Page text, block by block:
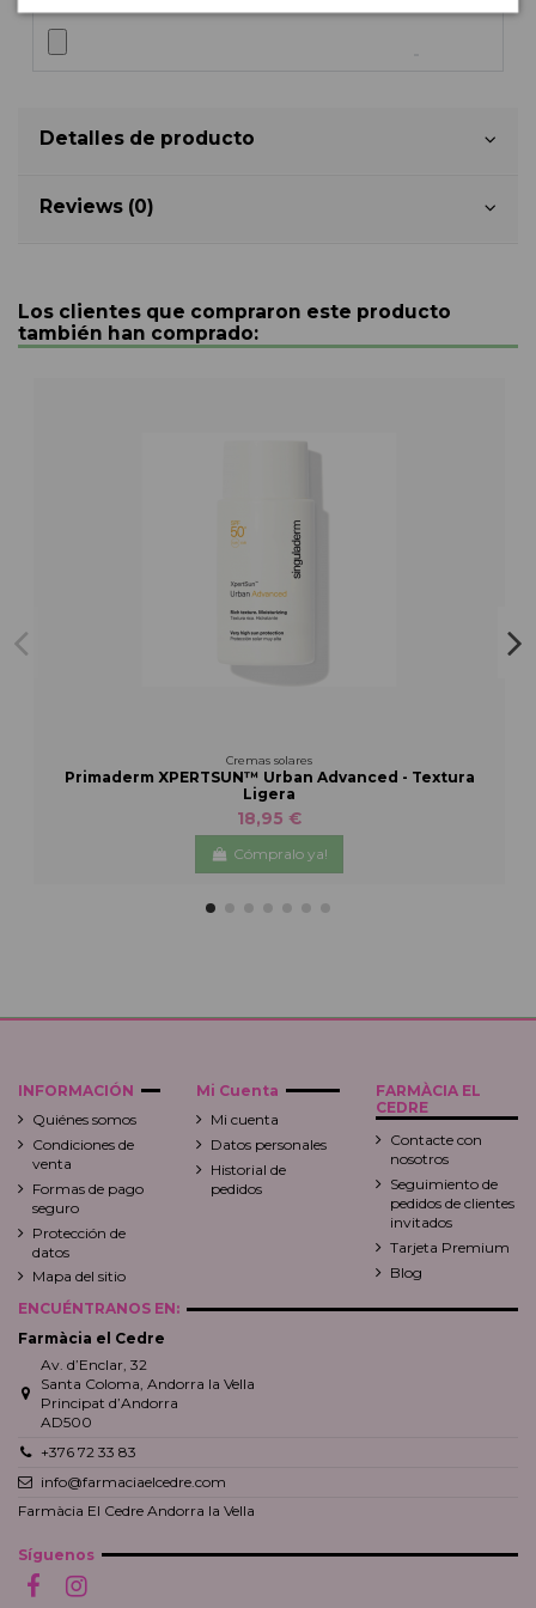
Detalles de producto
Reviews (0)
Los clientes que compraron este producto
también han comprado:
Cremas solares
Primaderm XPERTSUN™ Urban Advanced - Textura
Ligera
18,95 €
Cómpralo ya!
INFORMACIÓN
Quiénes somos
Condiciones de
venta
Formas de pago
seguro
Protección de
datos
Mapa del sitio
Mi Cuenta
Mi cuenta
Datos personales
Historial de
pedidos
FARMÀCIA EL
CEDRE
Contacte con
nosotros
Seguimiento de
pedidos de clientes
invitados
Tarjeta Premium
Blog
ENCUÉNTRANOS EN:
Farmàcia el Cedre
Av. d’Enclar, 32
Santa Coloma, Andorra la Vella
Principat d’Andorra
AD500
+376 72 33 83
info@farmaciaelcedre.com
Farmàcia El Cedre Andorra la Vella
Síguenos